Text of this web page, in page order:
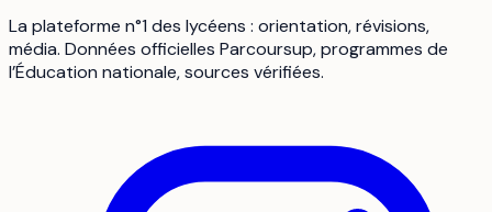
La plateforme n°1 des lycéens : orientation, révisions,
média. Données officielles Parcoursup, programmes de
l’Éducation nationale, sources vérifiées.